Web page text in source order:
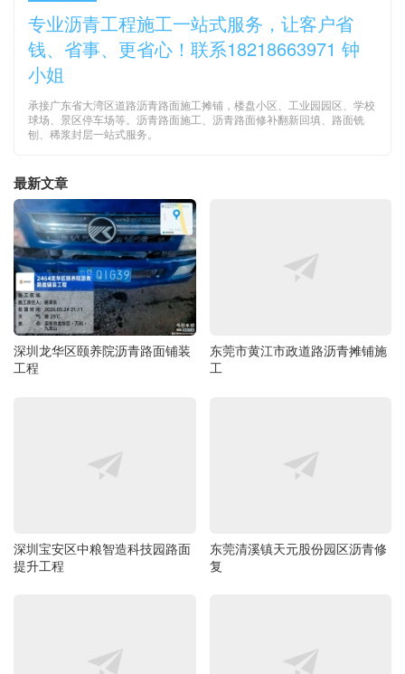
专业沥青工程施工一站式服务，让客户省
钱、省事、更省心！联系18218663971 钟
小姐
承接广东省大湾区道路沥青路面施工摊铺，楼盘小区、工业园园区、学校
球场、景区停车场等。沥青路面施工、沥青路面修补翻新回填、路面铣
刨、稀浆封层一站式服务。
最新文章
深圳龙华区颐养院沥青路面铺装
工程
东莞市黄江市政道路沥青摊铺施
工
深圳宝安区中粮智造科技园路面
提升工程
东莞清溪镇天元股份园区沥青修
复